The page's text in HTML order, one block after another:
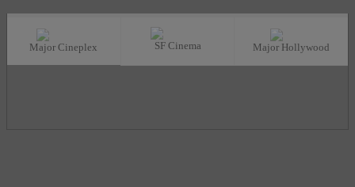
Major Cineplex SF Cinema Major Hollywood